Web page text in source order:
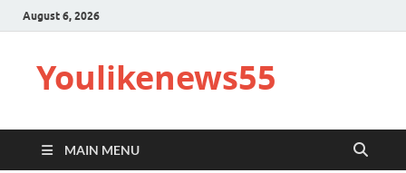
August 6, 2026
Youlikenews55
MAIN MENU